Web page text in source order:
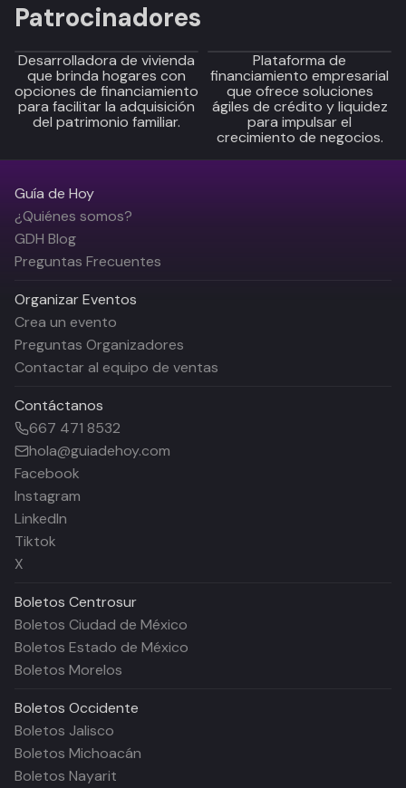
Patrocinadores
Desarrolladora de vivienda
que brinda hogares con
opciones de financiamiento
para facilitar la adquisición
del patrimonio familiar.
Plataforma de
financiamiento empresarial
que ofrece soluciones
ágiles de crédito y liquidez
para impulsar el
crecimiento de negocios.
Guía de Hoy
¿Quiénes somos?
GDH Blog
Preguntas Frecuentes
Organizar Eventos
Crea un evento
Preguntas Organizadores
Contactar al equipo de ventas
Contáctanos
667 471 8532
hola@guiadehoy.com
Facebook
Instagram
LinkedIn
Tiktok
X
Boletos Centrosur
Boletos Ciudad de México
Boletos Estado de México
Boletos Morelos
Boletos Occidente
Boletos Jalisco
Boletos Michoacán
Boletos Nayarit